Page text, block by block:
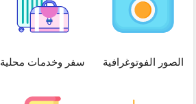
سفر وخدمات محلية الصور الفوتوغرافية